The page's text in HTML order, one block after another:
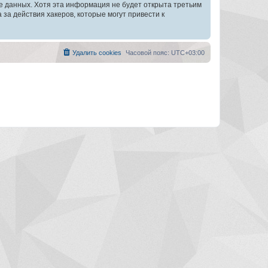
данных. Хотя эта информация не будет открыта третьим
действия хакеров, которые могут привести к
Часовой пояс: UTC+03:00
Удалить cookies